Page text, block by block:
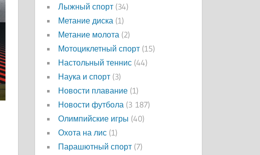
Лыжный спорт (34)
Метание диска (1)
Метание молота (2)
Мотоциклетный спорт (15)
Настольный теннис (44)
Наука и спорт (3)
Новости плавание (1)
Новости футбола (3 187)
Олимпийские игры (40)
Охота на лис (1)
Парашютный спорт (7)